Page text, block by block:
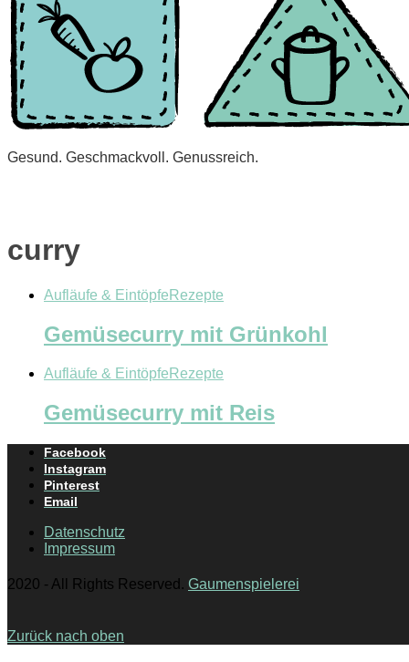
Gesund. Geschmackvoll. Genussreich.
curry
Aufläufe & Eintöpfe Rezepte
Gemüsecurry mit Grünkohl
Aufläufe & Eintöpfe Rezepte
Gemüsecurry mit Reis
Facebook
Instagram
Pinterest
Email
Datenschutz
Impressum
2020 - All Rights Reserved. Gaumenspielerei
Zurück nach oben